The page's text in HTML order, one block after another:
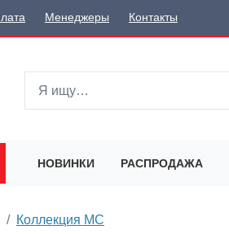
Менеджеры Контакты
НОВИНКИ РАСПРОДАЖА
Коллекция MC